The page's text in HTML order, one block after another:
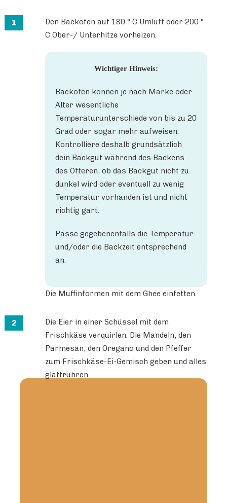
Den Backofen auf 180 ° C Umluft oder 200 °
C Ober-/ Unterhitze vorheizen.
Wichtiger Hinweis:
Backöfen können je nach Marke oder
Alter wesentliche
Temperaturunterschiede von bis zu 20
Grad oder sogar mehr aufweisen.
Kontrolliere deshalb grundsätzlich
dein Backgut während des Backens
des Öfteren, ob das Backgut nicht zu
dunkel wird oder eventuell zu wenig
Temperatur vorhanden ist und nicht
richtig gart.
Passe gegebenenfalls die Temperatur
und/oder die Backzeit entsprechend
an.
Die Muffinformen mit dem Ghee einfetten.
Die Eier in einer Schüssel mit dem
Frischkäse verquirlen. Die Mandeln, den
Parmesan, den Oregano und den Pfeffer
zum Frischkäse-Ei-Gemisch geben und alles
glattrühren.